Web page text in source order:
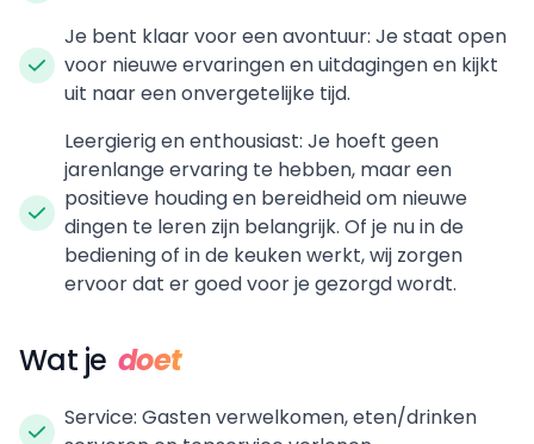
Je bent klaar voor een avontuur: Je staat open
voor nieuwe ervaringen en uitdagingen en kijkt
uit naar een onvergetelijke tijd.
Leergierig en enthousiast: Je hoeft geen
jarenlange ervaring te hebben, maar een
positieve houding en bereidheid om nieuwe
dingen te leren zijn belangrijk. Of je nu in de
bediening of in de keuken werkt, wij zorgen
ervoor dat er goed voor je gezorgd wordt.
Wat je doet
Service: Gasten verwelkomen, eten/drinken